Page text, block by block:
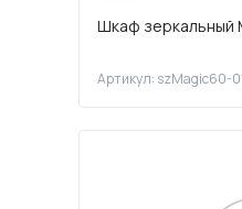
Шкаф зеркальный
Артикул: szMagic60-